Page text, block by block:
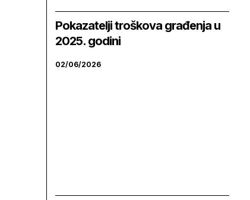
Pokazatelji troškova građenja u
2025. godini
02/06/2026